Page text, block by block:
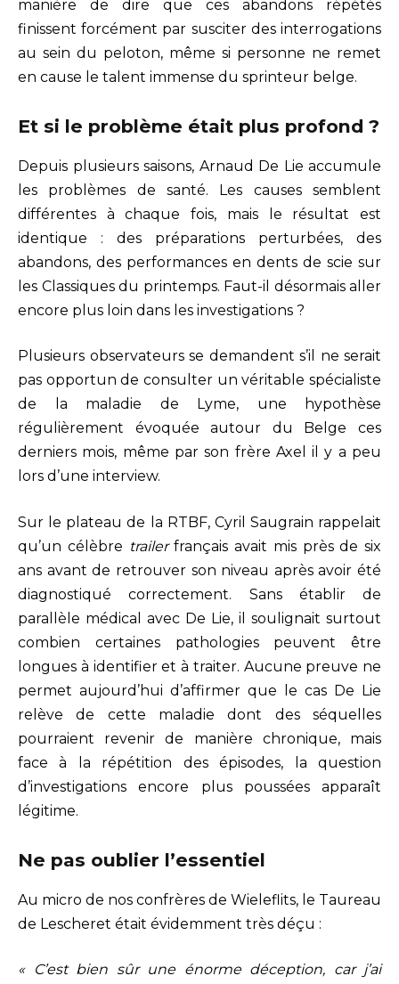
manière de dire que ces abandons répétés
finissent forcément par susciter des interrogations
au sein du peloton, même si personne ne remet
en cause le talent immense du sprinteur belge.
Et si le problème était plus profond ?
Depuis plusieurs saisons, Arnaud De Lie accumule
les problèmes de santé. Les causes semblent
différentes à chaque fois, mais le résultat est
identique : des préparations perturbées, des
abandons, des performances en dents de scie sur
les Classiques du printemps. Faut-il désormais aller
encore plus loin dans les investigations ?
Plusieurs observateurs se demandent s’il ne serait
pas opportun de consulter un véritable spécialiste
de la maladie de Lyme, une hypothèse
régulièrement évoquée autour du Belge ces
derniers mois, même par son frère Axel il y a peu
lors d’une interview.
Sur le plateau de la RTBF, Cyril Saugrain rappelait
qu’un célèbre trailerfrançais avait mis près de six
ans avant de retrouver son niveau après avoir été
diagnostiqué correctement. Sans établir de
parallèle médical avec De Lie, il soulignait surtout
combien certaines pathologies peuvent être
longues à identifier et à traiter. Aucune preuve ne
permet aujourd’hui d’affirmer que le cas De Lie
relève de cette maladie dont des séquelles
pourraient revenir de manière chronique, mais
face à la répétition des épisodes, la question
d’investigations encore plus poussées apparaît
légitime.
Ne pas oublier l’essentiel
Au micro de nos confrères de Wieleflits, le Taureau
de Lescheret était évidemment très déçu :
« C’est bien sûr une énorme déception, car j’ai